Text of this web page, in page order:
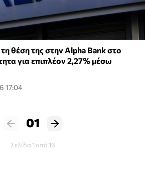
θέση της στην Alpha Bank στο
για επιπλέον 2,27% μέσω
17:04
01
Σελίδα 1 από 16